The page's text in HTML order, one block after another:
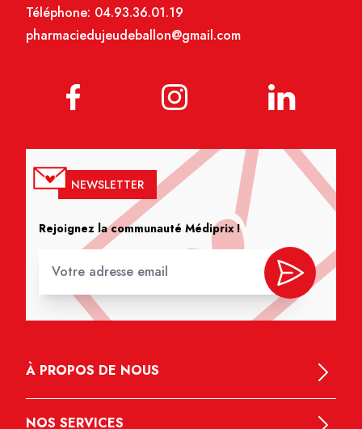
Téléphone: 04.93.36.01.19
pharmaciedujeudeballon@gmail.com
NEWSLETTER
Rejoignez la communauté Médiprix !
À PROPOS DE NOUS
NOS SERVICES